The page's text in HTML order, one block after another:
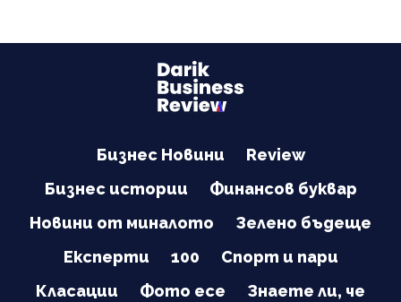
Бизнес Новини
Review
Бизнес истории
Финансов буквар
Новини от миналото
Зелено бъдеще
Експерти
100
Спорт и пари
Класации
Фото есе
Знаете ли, че